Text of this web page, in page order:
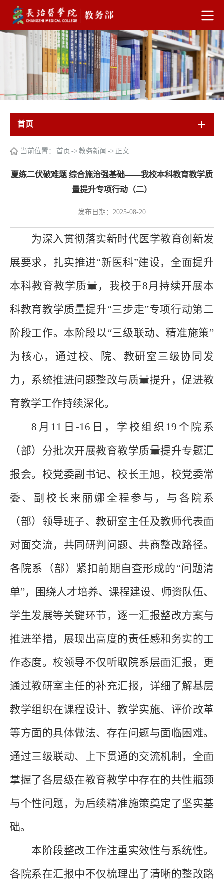
首页
当前位置： 首页 -> 教务新闻 -> 正文
夏练二伏破难题 综合施治强基础——我校本科教育教学质
量提升专项行动（二）
发布日期：2025-08-20
为深入贯彻落实新时代医学教育创新发
展要求，扎实推进“新医科”建设，全面提升
本科教育教学质量，我校于8月持续开展本
科教育教学质量提升“三步走”专项行动第二
阶段工作。本阶段以“三级联动、精准施策”
为核心，通过校、院、教研室三级协同发
力，系统推进问题整改与质量提升，促进教
育教学工作持续深化。
8月11日-16 日，学校组织 19个院系
（部）分批次开展教育教学质量提升专题汇
报会。校党委副书记、校长王旭，校党委常
委、副校长来丽娜全程参与，与各院系
（部） 领导班子、教研室主任及教师代表面
对面交流，共同研判问题、共商整改路径。
各院系
（部） 紧扣前期自查形成的“问题清
单”，围绕人才培养、课程建设、师资队伍、
学生发展等关键环节，逐一汇报整改方案与
推进举措，展现出高度的责任感和务实的工
作态度。校领导不仅听取院系层面汇报，更
通过教研室主任的补充汇报，详细了解基层
教学组织在课程设计、教学实施、评价改革
等方面的具体做法、存在问题与面临困难。
通过三级联动、上下贯通的交流机制，全面
掌握了各层级在教育教学中存在的共性瓶颈
与个性问题，为后续精准施策奠定了坚实基
础。
本阶段整改工作注重实效性与系统性。
各院系在汇报中不仅梳理出了清晰的整改路